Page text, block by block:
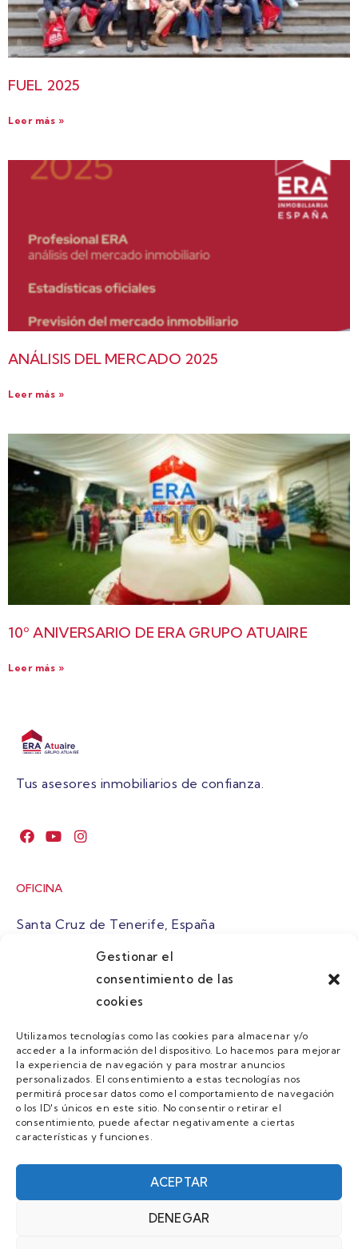
Gestionar el
consentimiento de las
cookies
Utilizamos tecnologías como las cookies para almacenar y/o
acceder a la información del dispositivo. Lo hacemos para mejorar
la experiencia de navegación y para mostrar anuncios
personalizados. El consentimiento a estas tecnologías nos
permitirá procesar datos como el comportamiento de navegación
o los ID's únicos en este sitio. No consentir o retirar el
consentimiento, puede afectar negativamente a ciertas
características y funciones.
ACEPTAR
DENEGAR
FUEL 2025
Leer más »
ANÁLISIS DEL MERCADO 2025
Leer más »
10º ANIVERSARIO DE ERA GRUPO ATUAIRE
Leer más »
Tus asesores inmobiliarios de confianza.
OFICINA
Santa Cruz de Tenerife, España
atuaire@grupoatuaire.com
+34 638765829
MENU
Quienes Somos
Guias
Contacto
Únete